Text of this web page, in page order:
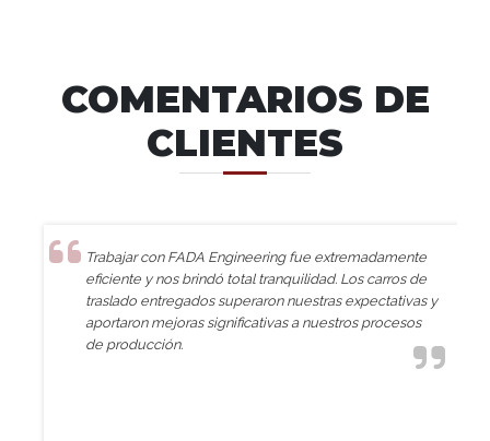
COMENTARIOS DE
CLIENTES
Trabajar con FADA Engineering fue extremadamente
eficiente y nos brindó total tranquilidad. Los carros de
traslado entregados superaron nuestras expectativas y
aportaron mejoras significativas a nuestros procesos
de producción.